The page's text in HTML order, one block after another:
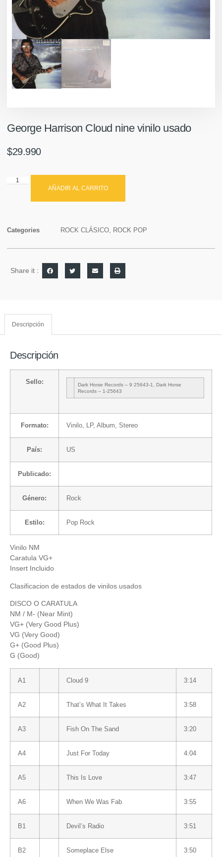
George Harrison Cloud nine vinilo usado
$29.990
AÑADIR AL CARRITO
Categories ROCK CLÁSICO, ROCK POP
Share it :
Descripción
Descripción
Sello: Dark Horse Records – 9 25643-1, Dark Horse
Records – 1-25643
Formato: Vinilo, LP, Album, Stereo
País: US
Publicado:
Género: Rock
Estilo: Pop Rock
Vinilo NM
Caratula VG+
Insert Incluido
Clasificacion de estados de vinilos usados
DISCO O CARATULA
NM / M- (Near Mint)
VG+ (Very Good Plus)
VG (Very Good)
G+ (Good Plus)
G (Good)
A1 Cloud 9 3:14
A2 That’s What It Takes 3:58
A3 Fish On The Sand 3:20
A4 Just For Today 4:04
A5 This Is Love 3:47
A6 When We Was Fab 3:55
B1 Devil’s Radio 3:51
B2 Someplace Else 3:50